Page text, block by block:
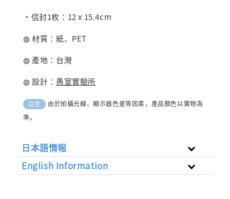
・信封1枚：12 x 15.4cm
◍ 材質：紙、PET
◍ 產地：台灣
◍ 設計： 愚室實驗所
注意
由於拍攝光線、顯示器色差等因素，產品顏色以實物為
準。
日本語情報
English Information